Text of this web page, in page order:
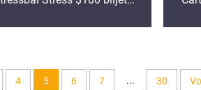
met logo
4 5 6 7 ... 30